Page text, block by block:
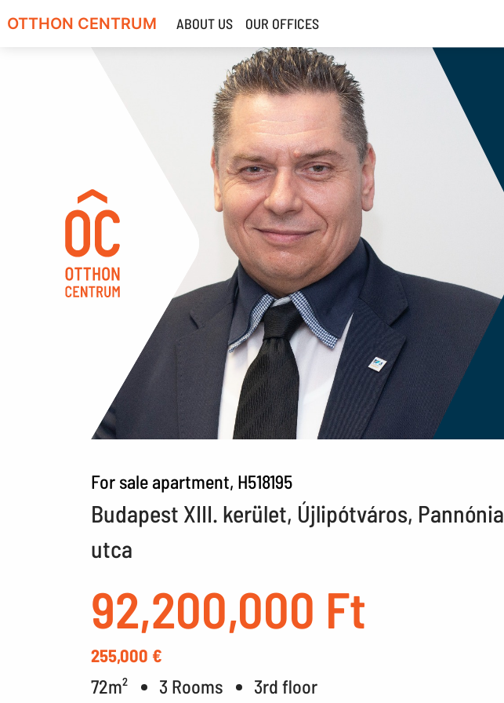
OTTHON CENTRUM ABOUT US OUR OFFICES
For sale apartment, H518195
Budapest XIII. kerület, Újlipótváros, Pannónia
utca
92,200,000 Ft
255,000 €
72m² 3 Rooms 3rd floor